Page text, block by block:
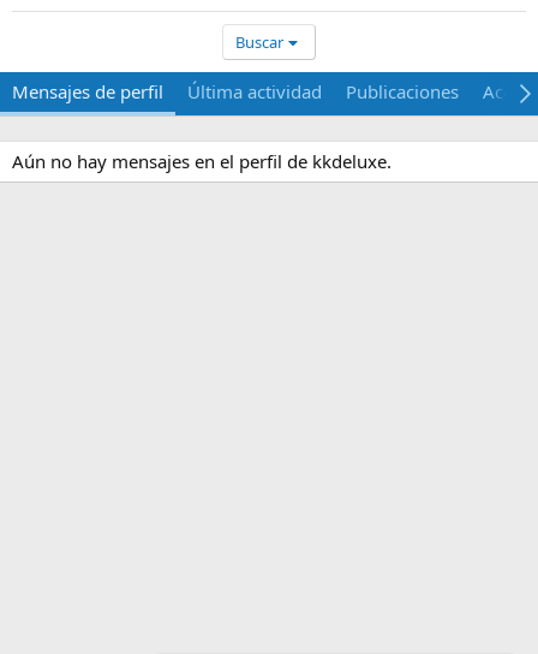
Buscar
Mensajes de perfil Última actividad Publicaciones Acerca
Aún no hay mensajes en el perfil de kkdeluxe.